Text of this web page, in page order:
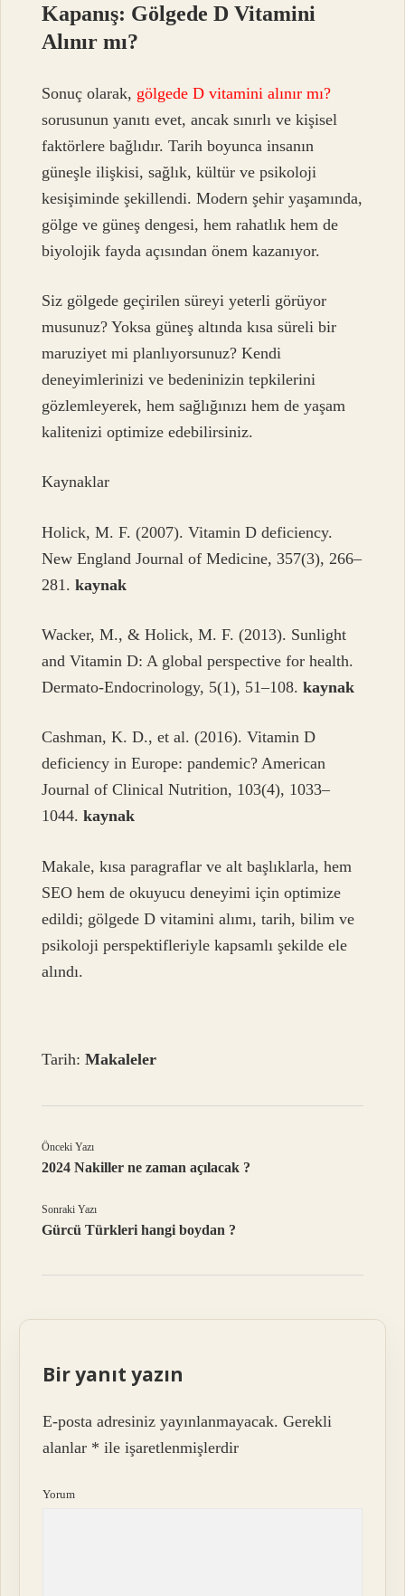
Kapanış: Gölgede D Vitamini
Alınır mı?
Sonuç olarak, gölgede D vitamini alınır mı?
sorusunun yanıtı evet, ancak sınırlı ve kişisel
faktörlere bağlıdır. Tarih boyunca insanın
güneşle ilişkisi, sağlık, kültür ve psikoloji
kesişiminde şekillendi. Modern şehir yaşamında,
gölge ve güneş dengesi, hem rahatlık hem de
biyolojik fayda açısından önem kazanıyor.
Siz gölgede geçirilen süreyi yeterli görüyor
musunuz? Yoksa güneş altında kısa süreli bir
maruziyet mi planlıyorsunuz? Kendi
deneyimlerinizi ve bedeninizin tepkilerini
gözlemleyerek, hem sağlığınızı hem de yaşam
kalitenizi optimize edebilirsiniz.
Kaynaklar
Holick, M. F. (2007). Vitamin D deficiency.
New England Journal of Medicine, 357(3), 266–
281.kaynak
Wacker, M., & Holick, M. F. (2013). Sunlight
and Vitamin D: A global perspective for health.
Dermato-Endocrinology, 5(1), 51–108.kaynak
Cashman, K. D., et al. (2016). Vitamin D
deficiency in Europe: pandemic? American
Journal of Clinical Nutrition, 103(4), 1033–
1044.kaynak
Makale, kısa paragraflar ve alt başlıklarla, hem
SEO hem de okuyucu deneyimi için optimize
edildi; gölgede D vitamini alımı, tarih, bilim ve
psikoloji perspektifleriyle kapsamlı şekilde ele
alındı.
Tarih:Makaleler
Önceki Yazı
2024 Nakiller ne zaman açılacak ?
Sonraki Yazı
Gürcü Türkleri hangi boydan ?
Bir yanıt yazın
E-posta adresiniz yayınlanmayacak. Gerekli
alanlar * ile işaretlenmişlerdir
Yorum